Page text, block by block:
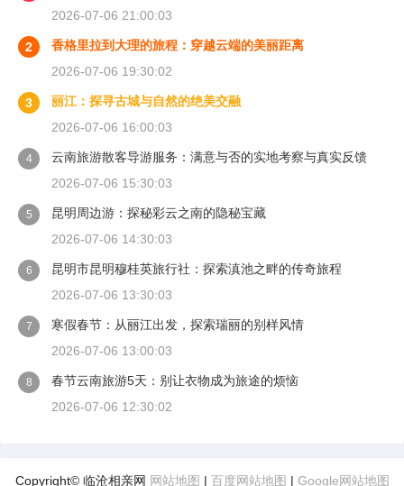
2026-07-06 21:00:03
2
香格里拉到大理的旅程：穿越云端的美丽距离
2026-07-06 19:30:02
3
丽江：探寻古城与自然的绝美交融
2026-07-06 16:00:03
4
云南旅游散客导游服务：满意与否的实地考察与真实反馈
2026-07-06 15:30:03
5
昆明周边游：探秘彩云之南的隐秘宝藏
2026-07-06 14:30:03
6
昆明市昆明穆桂英旅行社：探索滇池之畔的传奇旅程
2026-07-06 13:30:03
7
寒假春节：从丽江出发，探索瑞丽的别样风情
2026-07-06 13:00:03
8
春节云南旅游5天：别让衣物成为旅途的烦恼
2026-07-06 12:30:02
Copyright© 临沧相亲网 网站地图 | 百度网站地图 | Google网站地图